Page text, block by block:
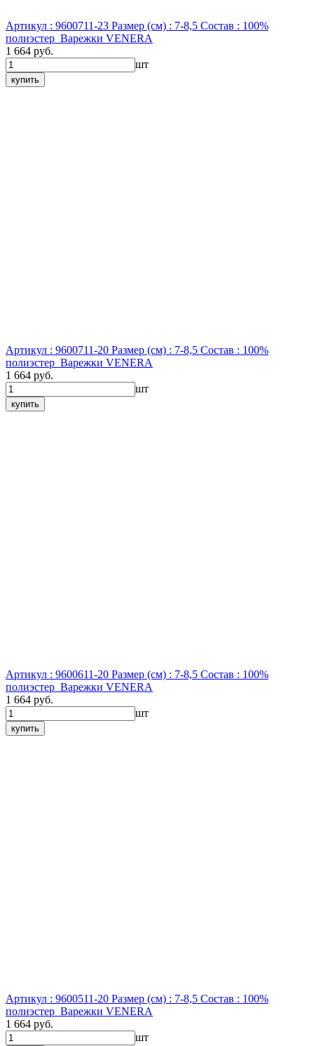
Артикул : 9600711-23 Размер (см) : 7-8,5 Состав : 100%
полиэстер Варежки VENERA
1 664 руб.
шт
купить
Артикул : 9600711-20 Размер (см) : 7-8,5 Состав : 100%
полиэстер Варежки VENERA
1 664 руб.
шт
купить
Артикул : 9600611-20 Размер (см) : 7-8,5 Состав : 100%
полиэстер Варежки VENERA
1 664 руб.
шт
купить
Артикул : 9600511-20 Размер (см) : 7-8,5 Состав : 100%
полиэстер Варежки VENERA
1 664 руб.
шт